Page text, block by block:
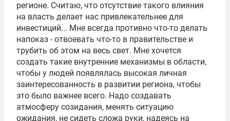
регионе. Считаю, что отсутствие такого влияния
на власть делает нас привлекательнее для
инвестиций... Мне всегда противно что-то делать
напоказ - отвоевать что-то в правительстве и
трубить об этом на весь свет. Мне хочется
создать такие внутренние механизмы в области,
чтобы у людей появлялась высокая личная
заинтересованность в развитии региона, чтобы
это было важнее всего. Надо создавать
атмосферу созидания, менять ситуацию
ожидания, не сидеть сложа руки, надеясь на